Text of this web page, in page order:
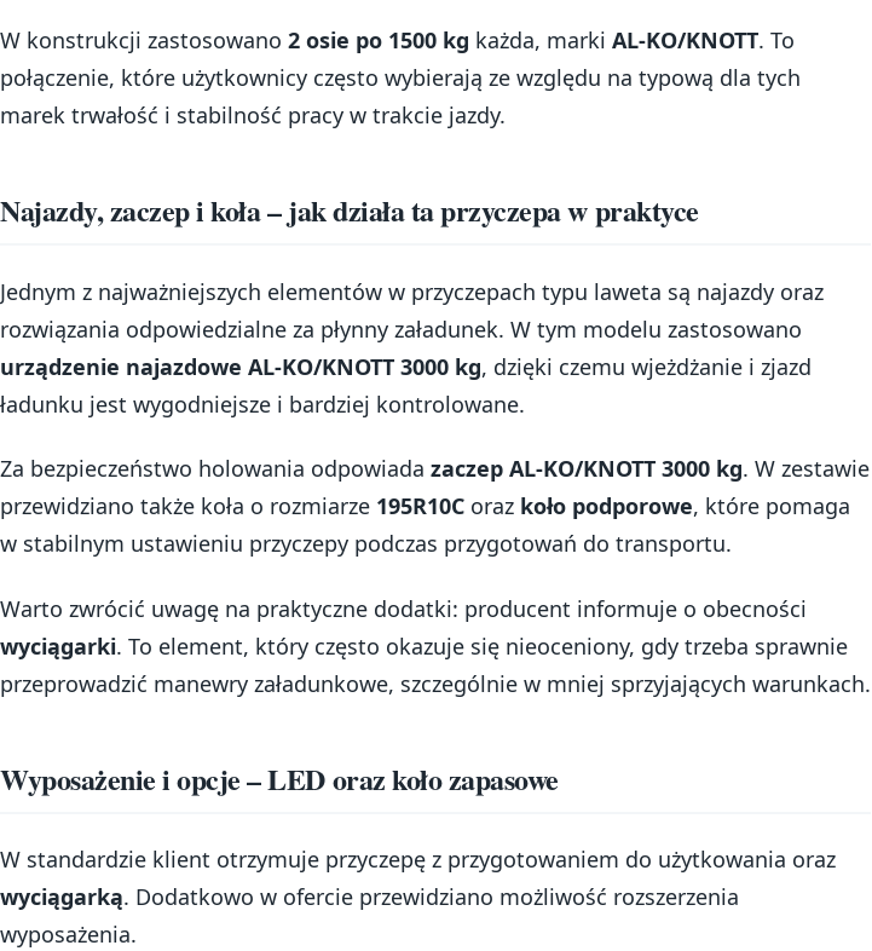
W konstrukcji zastosowano 2 osie po 1500 kg każda, marki AL-KO/KNOTT. To
połączenie, które użytkownicy często wybierają ze względu na typową dla tych
marek trwałość i stabilność pracy w trakcie jazdy.
Najazdy, zaczep i koła – jak działa ta przyczepa w praktyce
Jednym z najważniejszych elementów w przyczepach typu laweta są najazdy oraz
rozwiązania odpowiedzialne za płynny załadunek. W tym modelu zastosowano
urządzenie najazdowe AL-KO/KNOTT 3000 kg, dzięki czemu wjeżdżanie i zjazd
ładunku jest wygodniejsze i bardziej kontrolowane.
Za bezpieczeństwo holowania odpowiada zaczep AL-KO/KNOTT 3000 kg. W zestawie
przewidziano także koła o rozmiarze 195R10C oraz koło podporowe, które pomaga
w stabilnym ustawieniu przyczepy podczas przygotowań do transportu.
Warto zwrócić uwagę na praktyczne dodatki: producent informuje o obecności
wyciągarki. To element, który często okazuje się nieoceniony, gdy trzeba sprawnie
przeprowadzić manewry załadunkowe, szczególnie w mniej sprzyjających warunkach.
Wyposażenie i opcje – LED oraz koło zapasowe
W standardzie klient otrzymuje przyczepę z przygotowaniem do użytkowania oraz
wyciągarką. Dodatkowo w ofercie przewidziano możliwość rozszerzenia
wyposażenia.